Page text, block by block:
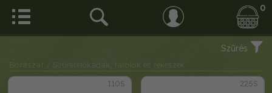
0
Szűrés
Borászat
/ Szüretelőkádak, tárolók és rekeszek
110S
225S